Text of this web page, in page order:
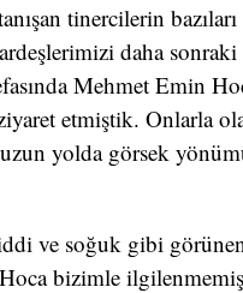
tinercilerin bazıları
daha
Mehmet Emin
etmiştik. Onlarla
yolda görsek
ve soğuk gibi
bizimle